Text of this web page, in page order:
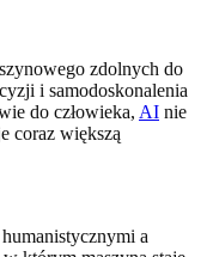
zdolnych do
i samodoskonalenia
do człowieka, AI nie
coraz większą
a